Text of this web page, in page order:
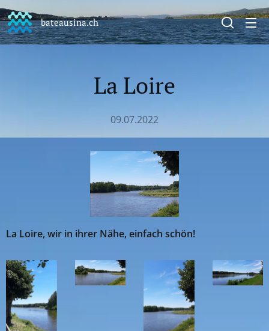
bateausina.ch
La Loire
09.07.2022
La Loire, wir in ihrer Nähe, einfach schön!